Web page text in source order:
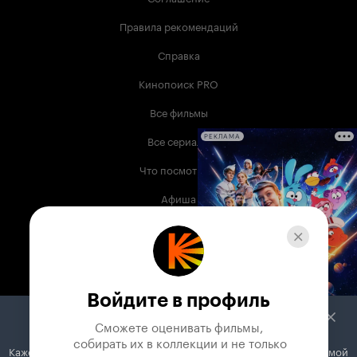
Правила рекомендаций
Справка
Кинопоиск PRO
Все фильмы
Все сериалы
Что посмотреть
Афиша
Музыка
Телепрограмма
Служба поддержки
РЕКЛАМА
Войдите в профиль
Сможете оценивать фильмы,
собирать их в коллекции и не только
Кажется, вы используете блокировщик рекламы. Вместе с рекламой